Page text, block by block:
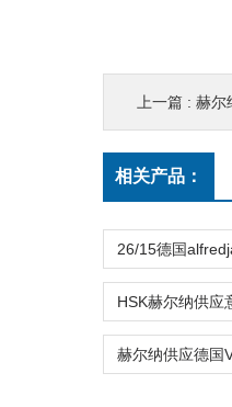
上一篇 : 赫尔
相关产品：